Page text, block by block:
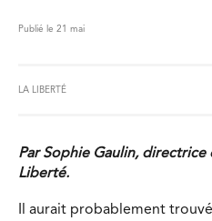
Publié le 21 mai
LA LIBERTÉ
Par Sophie Gaulin,
Liberté.
Il aurait probablement